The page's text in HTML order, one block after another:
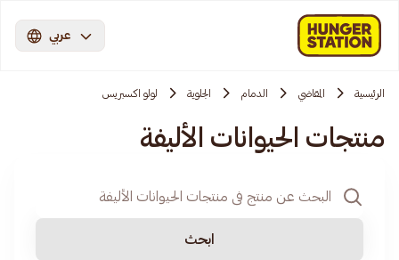
عربي
الرئيسية المقاضي الدمام الجلوية لولو اكسبريس
منتجات الحيوانات الأليفة
ابحث